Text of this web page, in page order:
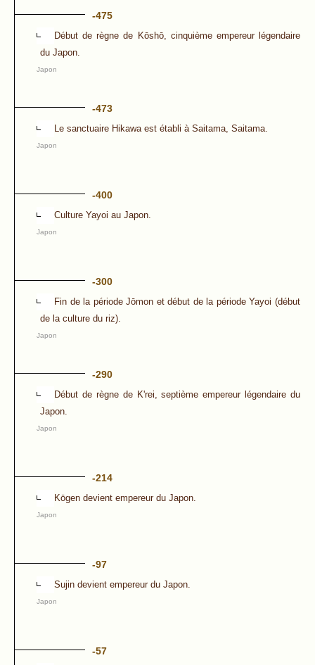
-475
Début de règne de Kōshō, cinquième empereur légendaire
du Japon.
Japon
-473
Le sanctuaire Hikawa est établi à Saitama, Saitama.
Japon
-400
Culture Yayoi au Japon.
Japon
-300
Fin de la période Jōmon et début de la période Yayoi (début
de la culture du riz).
Japon
-290
Début de règne de K'rei, septième empereur légendaire du
Japon.
Japon
-214
Kōgen devient empereur du Japon.
Japon
-97
Sujin devient empereur du Japon.
Japon
-57